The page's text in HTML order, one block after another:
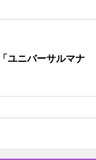
ユニバーサルマナ